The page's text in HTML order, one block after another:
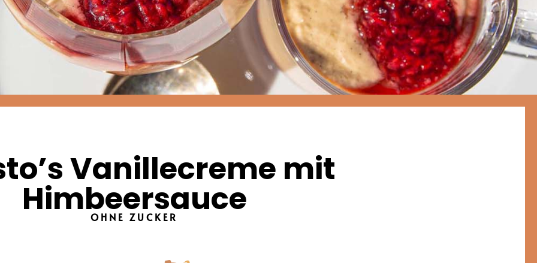
Vanillecreme mit
Himbeersauce
OHNE ZUCKER